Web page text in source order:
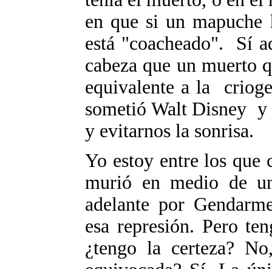
en que si un mapuche
está "coacheado". Sí
cabeza que un muerto
equivalente a la
sometió Walt Disney y
y evitarnos la sonrisa.
Yo estoy entre los que
murió en medio de
adelante por
esa represión. Pero
¿tengo la certeza?